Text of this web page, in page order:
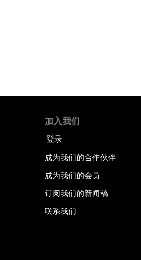
加入我们
登录
成为我们的合作伙伴
成为我们的会员
订阅我们的新闻稿
联系我们